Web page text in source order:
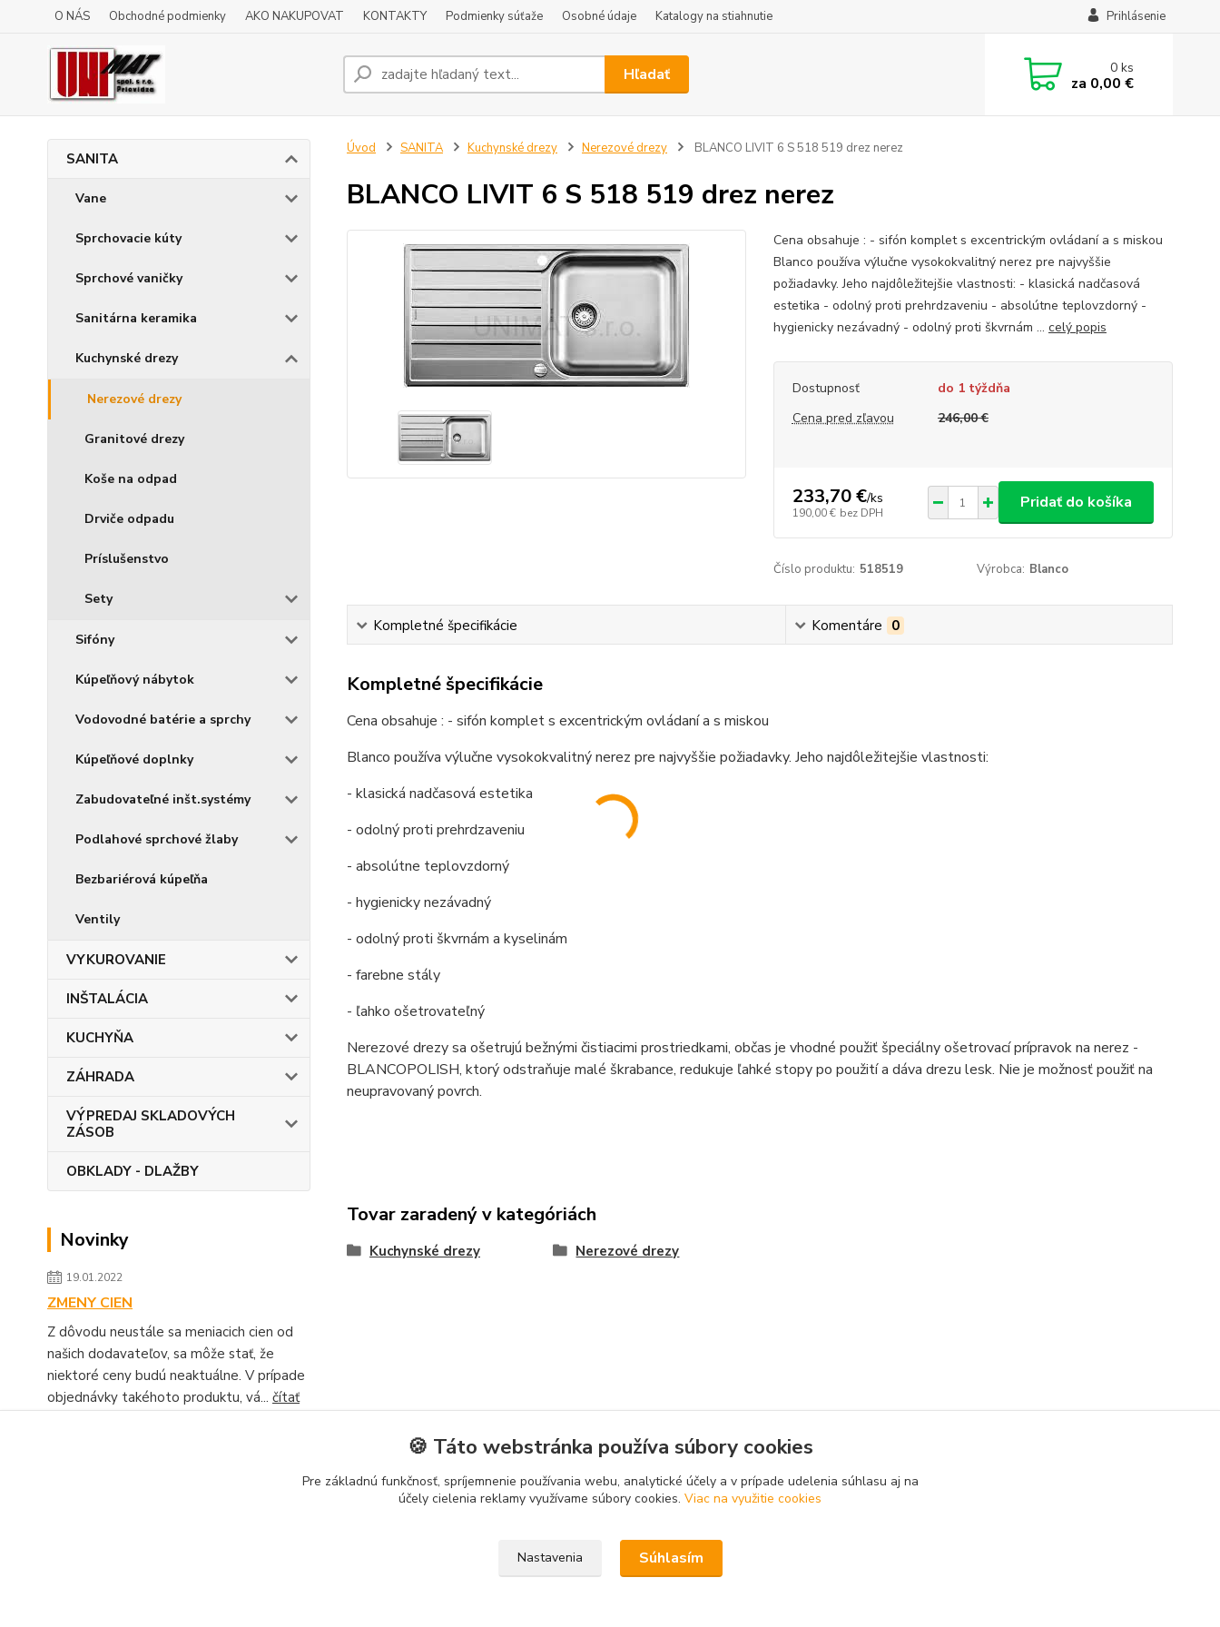
O NÁS Obchodné podmienky AKO NAKUPOVAT KONTAKTY Podmienky súťaže Osobné údaje Katalogy na stiahnutie Prihlásenie
Hľadať 0ks
za 0,00 €
SANITA
Vane
Sprchovacie kúty
Sprchové vaničky
Sanitárna keramika
Kuchynské drezy
Nerezové drezy
Granitové drezy
Koše na odpad
Drviče odpadu
Príslušenstvo
Sety
Sifóny
Kúpeľňový nábytok
Vodovodné batérie a sprchy
Kúpeľňové doplnky
Zabudovateľné inšt.systémy
Podlahové sprchové žlaby
Bezbariérová kúpeľňa
Ventily
VYKUROVANIE
INŠTALÁCIA
KUCHYŇA
ZÁHRADA
VÝPREDAJ SKLADOVÝCH
ZÁSOB
OBKLADY - DLAŽBY
Novinky
19.01.2022
ZMENY CIEN
Z dôvodu neustále sa meniacich cien od
našich dodavateľov, sa môže stať, že
niektoré ceny budú neaktuálne. V prípade
objednávky takéhoto produktu, vá... čítať
Úvod SANITA Kuchynské drezy Nerezové drezy BLANCO LIVIT 6 S 518 519 drez nerez
BLANCO LIVIT 6 S 518 519 drez nerez
Cena obsahuje : - sifón komplet s excentrickým ovládaní a s miskou
Blanco používa výlučne vysokokvalitný nerez pre najvyššie
požiadavky. Jeho najdôležitejšie vlastnosti: - klasická nadčasová
estetika - odolný proti prehrdzaveniu - absolútne teplovzdorný -
hygienicky nezávadný - odolný proti škvrnám ... celý popis
Dostupnosť
do 1 týždňa
Cena pred zľavou
246,00 €
233,70 €/ks
190,00 € bez DPH
Pridať do košíka
Číslo produktu: 518519 Výrobca: Blanco
Kompletné špecifikácie Komentáre 0
Kompletné špecifikácie
Cena obsahuje : - sifón komplet s excentrickým ovládaní a s miskou
Blanco používa výlučne vysokokvalitný nerez pre najvyššie požiadavky. Jeho najdôležitejšie vlastnosti:
- klasická nadčasová estetika
- odolný proti prehrdzaveniu
- absolútne teplovzdorný
- hygienicky nezávadný
- odolný proti škvrnám a kyselinám
- farebne stály
- ľahko ošetrovateľný
Nerezové drezy sa ošetrujú bežnými čistiacimi prostriedkami, občas je vhodné použiť špeciálny ošetrovací prípravok na nerez -
BLANCOPOLISH, ktorý odstraňuje malé škrabance, redukuje ľahké stopy po použití a dáva drezu lesk. Nie je možnosť použiť na
neupravovaný povrch.
Tovar zaradený v kategóriách
Kuchynské drezy Nerezové drezy
🍪 Táto webstránka používa súbory cookies
Pre základnú funkčnosť, spríjemnenie používania webu, analytické účely a v prípade udelenia súhlasu aj na
účely cielenia reklamy využívame súbory cookies. Viac na využitie cookies
Nastavenia Súhlasím